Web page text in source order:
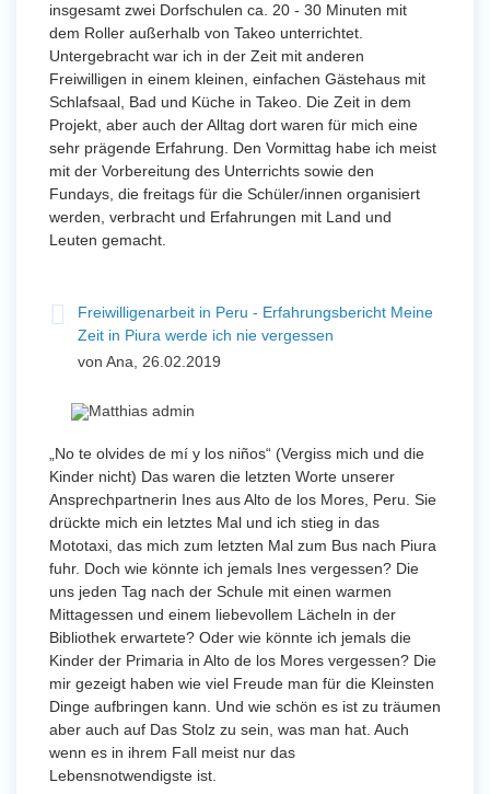
insgesamt zwei Dorfschulen ca. 20 - 30 Minuten mit
dem Roller außerhalb von Takeo unterrichtet.
Untergebracht war ich in der Zeit mit anderen
Freiwilligen in einem kleinen, einfachen Gästehaus mit
Schlafsaal, Bad und Küche in Takeo. Die Zeit in dem
Projekt, aber auch der Alltag dort waren für mich eine
sehr prägende Erfahrung. Den Vormittag habe ich meist
mit der Vorbereitung des Unterrichts sowie den
Fundays, die freitags für die Schüler/innen organisiert
werden, verbracht und Erfahrungen mit Land und
Leuten gemacht.
Freiwilligenarbeit in Peru - Erfahrungsbericht Meine
Zeit in Piura werde ich nie vergessen
von Ana, 26.02.2019
„No te olvides de mí y los niños“ (Vergiss mich und die
Kinder nicht) Das waren die letzten Worte unserer
Ansprechpartnerin Ines aus Alto de los Mores, Peru. Sie
drückte mich ein letztes Mal und ich stieg in das
Mototaxi, das mich zum letzten Mal zum Bus nach Piura
fuhr. Doch wie könnte ich jemals Ines vergessen? Die
uns jeden Tag nach der Schule mit einen warmen
Mittagessen und einem liebevollem Lächeln in der
Bibliothek erwartete? Oder wie könnte ich jemals die
Kinder der Primaria in Alto de los Mores vergessen? Die
mir gezeigt haben wie viel Freude man für die Kleinsten
Dinge aufbringen kann. Und wie schön es ist zu träumen
aber auch auf Das Stolz zu sein, was man hat. Auch
wenn es in ihrem Fall meist nur das
Lebensnotwendigste ist.